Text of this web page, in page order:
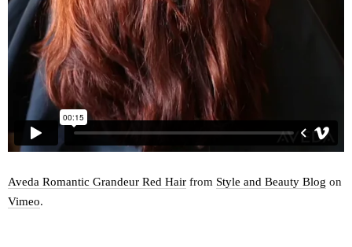
Aveda Romantic Grandeur Red Hair from Style and Beauty Blog on
Vimeo.